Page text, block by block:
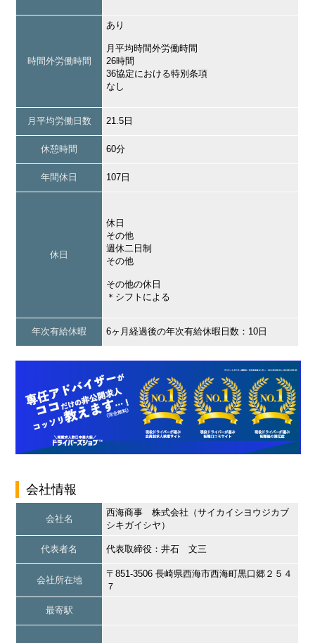
時間外労働時間
あり
月平均時間外労働時間
26時間
36協定における特別条項
なし
月平均労働日数 21.5日
休憩時間 60分
年間休日 107日
休日
休日
その他
週休二日制
その他
その他の休日
＊シフトによる
年次有給休暇 6ヶ月経過後の年次有給休暇日数：10日
会社情報
会社名
西海商事 株式会社（サイカイシヨウジカブ
シキガイシヤ）
代表者名 代表取締役：井石 文三
会社所在地
〒851-3506 長崎県西海市西海町黒口郷２５４
７
最寄駅